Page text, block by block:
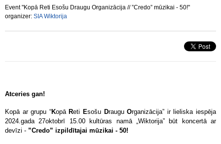
Event "Kopā Reti Esošu Draugu Organizācija // ”Credo” mūzikai - 50!"
organizer: SIA Wiktorija
Atceries gan!
Kopā ar grupu “Kopā Reti Esošu DrauguOrganizācija” ir lieliska iespēja
2024.gada 27oktobrī 15.00 kultūras namā „Wiktorija” būt koncertā ar
devīzi - ”Credo” izpildītajai mūzikai - 50!